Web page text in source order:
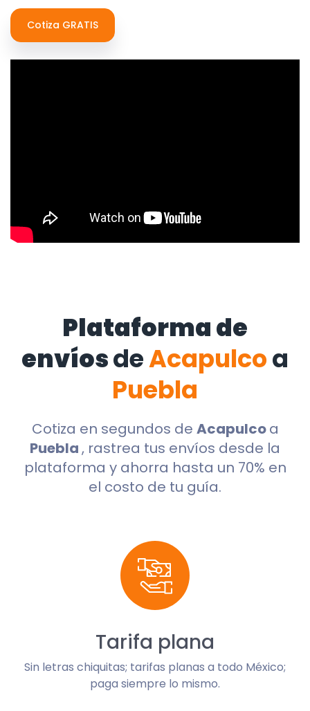
Cotiza GRATIS
Plataforma de
envíosdeAcapulcoa
Puebla
Cotiza en segundos de Acapulcoa
Puebla, rastrea tus envíos desde la
plataforma y ahorra hasta un 70% en
el costo de tu guía.
Tarifa plana
Sin letras chiquitas; tarifas planas a todo México;
paga siempre lo mismo.